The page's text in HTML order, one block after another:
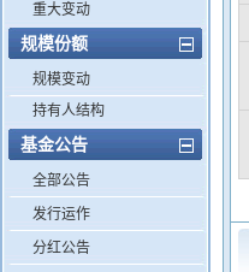
重大变动
规模份额
规模变动
持有人结构
基金公告
全部公告
发行运作
分红公告